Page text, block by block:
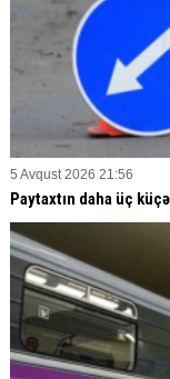
5 Avqust 2026 21:56
Paytaxtın daha üç